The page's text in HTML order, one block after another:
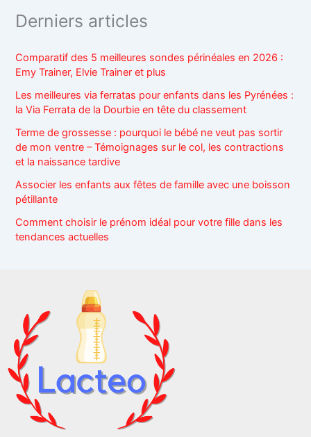
Derniers articles
Comparatif des 5 meilleures sondes périnéales en 2026 :
Emy Trainer, Elvie Trainer et plus
Les meilleures via ferratas pour enfants dans les Pyrénées :
la Via Ferrata de la Dourbie en tête du classement
Terme de grossesse : pourquoi le bébé ne veut pas sortir
de mon ventre – Témoignages sur le col, les contractions
et la naissance tardive
Associer les enfants aux fêtes de famille avec une boisson
pétillante
Comment choisir le prénom idéal pour votre fille dans les
tendances actuelles